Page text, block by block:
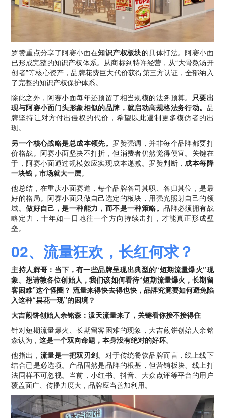
罗赞重点分享了阿赛小面在知识产权板块的具体打法。阿赛小面
已形成完整的知识产权体系。从商标到特许经营，从“大骨熬汤开
创者”等核心资产，品牌花费巨大代价获得第三方认证，全部纳入
了完整的知识产权保护体系。
除此之外，阿赛小面每年还预留了相当规模的法务预算。 只要出
现与阿赛小面门头形象相似的品牌，就启动高规格法务行动。 品
牌坚持让对方付出侵权的代价，希望以此遏制更多模仿者的出
现。
另一个核心战略是总成本领先。 罗赞强调，并非每个品牌都要打
价格战。阿赛小面坚决不打折，但消费者仍然觉得便宜。关键在
于，阿赛小面通过规模效应实现成本递减。罗赞判断，成本每降
一块钱，市场就大一层。
他总结，在重庆小面赛道，每个品牌各司其职、各归其位，是最
好的格局。阿赛小面只做自己选定的板块，用强光照射自己的领
域。做好自己，是一种能力，而不是一种策略。品牌必须拥有战
略定力，十年如一日地往一个方向持续击打，才能真正形成壁
垒。
02、流量狂欢，长红何求？
主持人辉哥：当下，有一些品牌呈现出典型的“短期流量爆火”现
象。想请教各位创始人，我们该如何看待“短期流量爆火，长期留
客困难”这个怪圈？ 流量来得快去得也快，品牌究竟要如何避免陷
入这种“昙花一现”的困境？
大吉煎饼创始人余铭森：泼天流量来了，关键看你接不接得住
针对短期流量爆火、长期留客困难的现象，大吉煎饼创始人余铭
森认为，这是一个双向命题，本身没有绝对的好坏。
他指出，流量是一把双刃剑。对于传统餐饮品牌而言，线上线下
结合已是必选项。产品固然是品牌的根基，但营销板块、线上打
法同样不可忽视。当前，小红书、抖音、大众点评等平台的用户
覆盖面广、传播力度大，品牌应当善加利用。